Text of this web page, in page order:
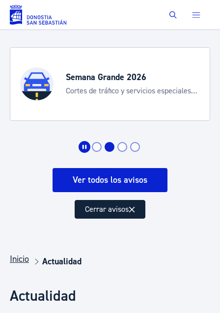
Saltar al contenido principal Buscar
Semana Grande 2026
Cortes de tráfico y servicios especiales
Ver todos los avisos
Cerrar avisos
Inicio Actualidad
Actualidad